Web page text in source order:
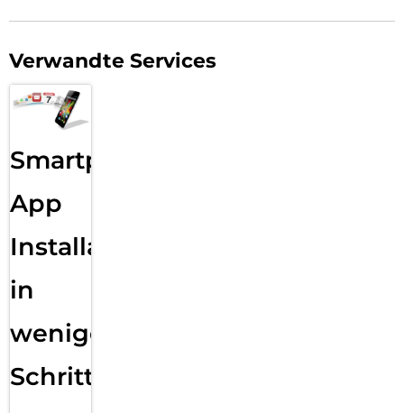
Verwandte Services
Smartphone
App
Installation
in
wenigen
Schritten